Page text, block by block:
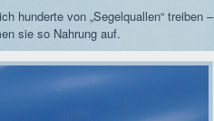
hunderte von „Segelquallen“ treiben –
sie so Nahrung auf.